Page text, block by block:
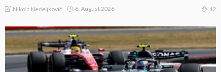
Nikola Nedeljković 6, August 2026 12